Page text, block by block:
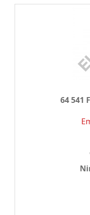
64 541